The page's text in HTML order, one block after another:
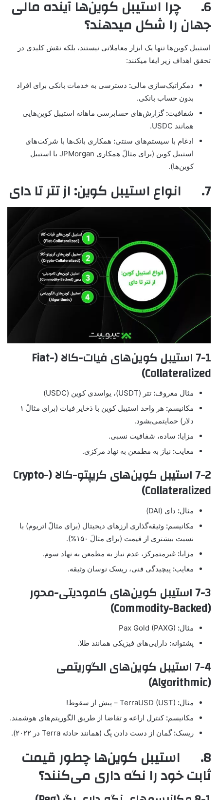
6. چرا استیبل کوین‌ها آینده مالی
جهان را شکل میدهند؟
استیبل کوین‌ها تنها یک ابزار معاملاتی نیستند، بلکه نقش کلیدی در
تحقق اهداف زیر ایفا میکنند:
دمکراتیک‌سازی مالی: دسترسی به خدمات بانکی برای افراد
بدون حساب بانکی.
شفافیت: گزارش‌های حسابرسی ماهانه استیبل کوین‌هایی
همانند USDC.
ادغام با سیستم‌های سنتی: همکاری بانک‌ها با شرکت‌های
استیبل کوین (برای مثالً همکاری JPMorgan با استیبل
کوین‌ها).
7. انواع استیبل کوین: از تتر تا دای
7-1 استیبل کوین‌های فیات-کالا (Fiat-
Collateralized)
مثال معروف: تتر (USDT)، یواسدی کوین (USDC)
مکانیسم:
هر واحد استیبل کوین با ذخایر فیات (برای مثالً ۱
دلار) حمایتمی‌بشود.
مزایا: ساده، شفافیت نسبی.
معایب: نیاز به مطمعن به نهاد مرکزی.
7-2 استیبل کوین‌های کریپتو-کالا (Crypto-
Collateralized)
مثال: دای (DAI)
مکانیسم: وثیقه‌گذاری ارزهای دیجیتال (برای مثالً اتریوم) با
نسبت بیشتری از قیمت (برای مثالً ۱۵۰%).
مزایا: غیرمتمرکز، عدم نیاز به مطمعن به نهاد سوم.
معایب: پیچیدگی فنی، ریسک نوسان وثیقه.
7-3 استیبل کوین‌های کامودیتی-محور
(Commodity-Backed)
مثال:
پشتوانه: دارایی‌های فیزیکی همانند طلا.
7-4 استیبل کوین‌های الگوریتمی
(Algorithmic)
مثال:
مکانیسم: کنترل اراعه و تقاضا از طریق الگوریتم‌های هوشمند.
ریسک: گمان از دست دادن پگ (همانند حادثه Terra در ۲۰۲۲).
8. استیبل کوین‌ها چطور قیمت
ثابت خود را نگه داری می‌کنند؟